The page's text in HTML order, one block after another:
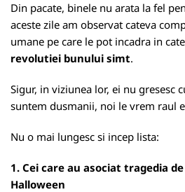
Din pacate, binele nu arata la fel
aceste zile am observat cateva
umane pe care le pot incadra in
revolutiei bunului simt.
Sigur, in viziunea lor, ei nu gresesc
suntem dusmanii, noi le vrem raul
Nu o mai lungesc si incep lista:
1. Cei care au asociat tragedia
Halloween